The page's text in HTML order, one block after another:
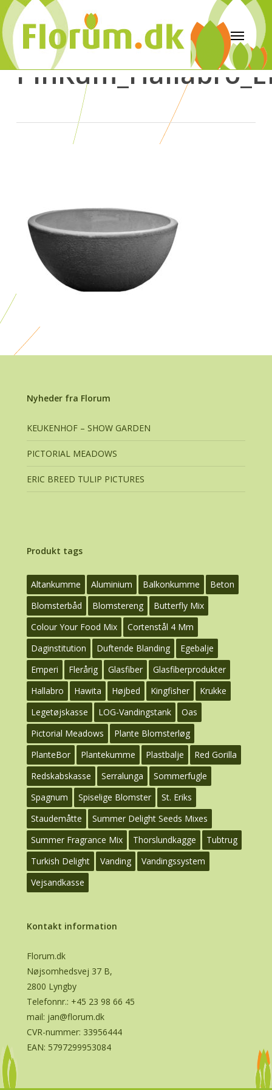
Nyheder fra Florum
KEUKENHOF – SHOW GARDEN
PICTORIAL MEADOWS
ERIC BREED TULIP PICTURES
Produkt tags
Altankumme Aluminium Balkonkumme
Beton
Blomsterbåd
Blomstereng
Butterfly Mix
Colour Your Food Mix
Cortenstål 4 Mm
Daginstitution
Duftende Blanding
Egebalje
Emperi
Flerårig Glasfiber
Glasfiberprodukter
Hallabro
Hawita Højbed Kingfisher
Krukke
Legetøjskasse
LOG-Vandingstank
Oas
Pictorial Meadows
Plante Blomsterløg
PlanteBor
Plantekumme Plastbalje
Red Gorilla
Redskabskasse
Serralunga
Sommerfugle
Spagnum
Spiselige Blomster
St. Eriks
Staudemåtte
Summer Delight Seeds Mixes
Summer Fragrance Mix
Thorslundkagge
Tubtrug
Turkish Delight
Vanding
Vandingssystem
Vejsandkasse
Kontakt information
Florum.dk
Nøjsomhedsvej 37 B,
2800 Lyngby
Telefonnr.: +45 23 98 66 45
mail: jan@florum.dk
CVR-nummer: 33956444
EAN: 5797299953084